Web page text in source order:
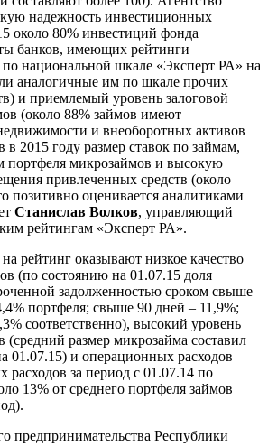
надежность инвестиционных
около 80% инвестиций фонда
банков, имеющих рейтинги
по национальной шкале «Эксперт РА» на
аналогичные им по шкале прочих
и приемлемый уровень залоговой
(около 88% займов имеют
и внеоборотных активов
2015 году размер ставок по займам,
портфеля микрозаймов и высокую
привлеченных средств (около
позитивно оценивается аналитиками
Станислав Волков, управляющий
рейтингам «Эксперт РА».
рейтинг оказывают низкое качество
(по состоянию на 01.07.15 доля
задолженностью сроком свыше
портфеля; свыше 90 дней – 11,9%;
соответственно), высокий уровень
(средний размер микрозайма составил
01.07.15) и операционных расходов
расходов за период с 01.07.14 по
13% от среднего портфеля займов
предпринимательства Республики